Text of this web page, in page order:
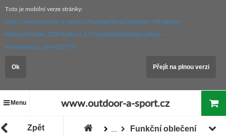
Toto je mobilní verze stránky:
http://www.outdoor-a-sport.cz/katalog/zbozi/obleceni_49/detske-
obleceni/tricka_222/funkcni_675/produkt/klimatex-pikao---
modracerna/_var=102731
Ok Přejít na plnou verzi
Menu www.outdoor-a-sport.cz
Zpět ... Funkční oblečení